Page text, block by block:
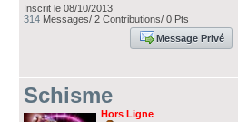
Inscrit le 08/10/2013
314 Messages/ 2 Contributions/ 0 Pts
Message Privé
Schisme
Hors Ligne